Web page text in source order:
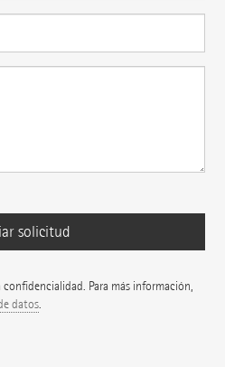
Para más información,
datos.